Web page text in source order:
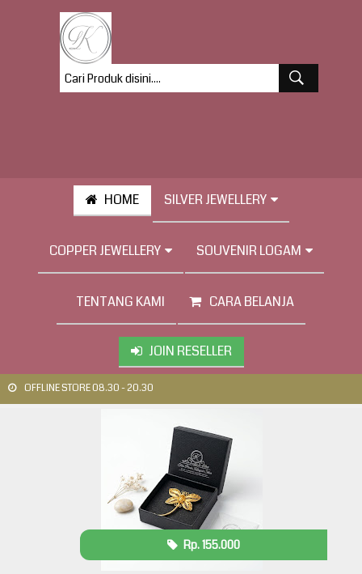
HOME SILVER JEWELLERY
COPPER JEWELLERY SOUVENIR LOGAM
TENTANG KAMI CARA BELANJA
JOIN RESELLER
OFFLINE STORE 08.30 - 20.30
Rp. 155.000